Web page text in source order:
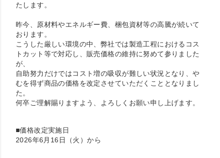
たします。
昨今、原材料やエネルギー費、梱包資材等の高騰が続いて
おります。
こうした厳しい環境の中、弊社では製造工程におけるコス
トカット等で対応し、販売価格の維持に努めて参りました
が、
自助努力だけではコスト増の吸収が難しい状況となり、や
むを得ず商品の価格を改定させていただくこととなりまし
た。
何卒ご理解賜りますよう、よろしくお願い申し上げます。
■価格改定実施日
2026年6月16日（火）から